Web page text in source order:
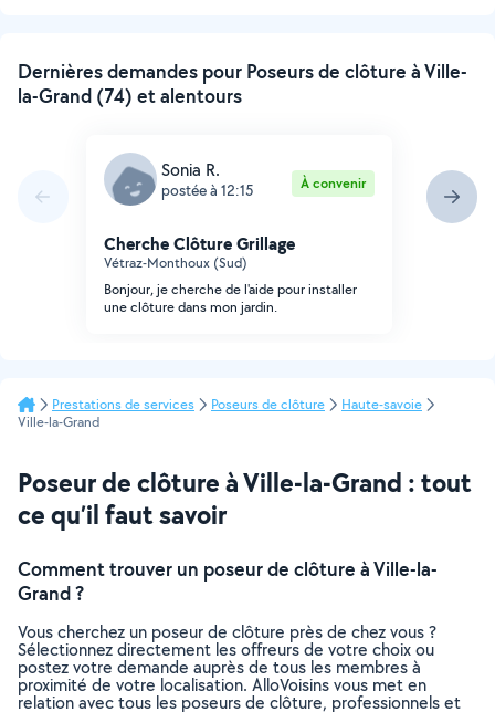
Dernières demandes pour Poseurs de clôture à Ville-
la-Grand (74) et alentours
Sonia R.
postée à 12:15 À convenir
Cherche Clôture Grillage
Vétraz-Monthoux (Sud)
Bonjour, je cherche de l'aide pour installer
une clôture dans mon jardin.
Prestations de services Poseurs de clôture
Haute-savoie
Ville-la-Grand
Poseur de clôture à Ville-la-Grand : tout
ce qu’il faut savoir
Comment trouver un poseur de clôture à Ville-la-
Grand ?
Vous cherchez un poseur de clôture près de chez vous ?
Sélectionnez directement les offreurs de votre choix ou
postez votre demande auprès de tous les membres à
proximité de votre localisation. AlloVoisins vous met en
relation avec tous les poseurs de clôture, professionnels et